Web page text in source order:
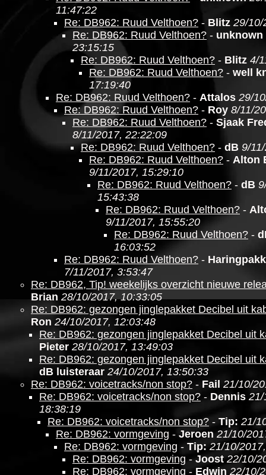
11:47:22
Re: DB962: Ruud Velthoen? - Blitz 29/10/
Re: DB962: Ruud Velthoen? - unknown
23:15:15
Re: DB962: Ruud Velthoen? - Blitz 4/
Re: DB962: Ruud Velthoen? - well
17:19:40
Re: DB962: Ruud Velthoen? - Attalos 29/
Re: DB962: Ruud Velthoen? - Roy 8/11/
Re: DB962: Ruud Velthoen? - Sjaak
8/11/2017, 22:22:09
Re: DB962: Ruud Velthoen? - dB 9/
Re: DB962: Ruud Velthoen? - Alton
9/11/2017, 15:29:10
Re: DB962: Ruud Velthoen? - dB
15:43:38
Re: DB962: Ruud Velthoen? -
9/11/2017, 15:55:20
Re: DB962: Ruud Velthoen? -
16:03:52
Re: DB962: Ruud Velthoen? -
7/11/2017, 3:53:47
Re: DB962, Tip! weekelijks overzicht nieuwe
Brian 28/10/2017, 10:33:05
Re: DB962: gezongen jinglepakket Decibel uit
Ron 24/10/2017, 12:03:48
Re: DB962: gezongen jinglepakket Decibel uit
Pieter 28/10/2017, 13:49:03
Re: DB962: gezongen jinglepakket Decibel uit
dB luisteraar 24/10/2017, 13:50:33
Re: DB962: voicetracks/non stop? - Fail 21/10/
Re: DB962: voicetracks/non stop? - Dennis 21/
18:38:19
Re: DB962: voicetracks/non stop? - Tip: 21/
Re: DB962: vormgeving - Jeroen 21/10/
Re: DB962: vormgeving - Tip: 21/10/
Re: DB962: vormgeving - Joost 22/10/
Re: DB962: vormgeving - Edwin 22/10/